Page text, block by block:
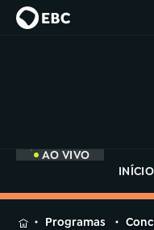
AO VIVO
INÍCIO
MENUProgramas